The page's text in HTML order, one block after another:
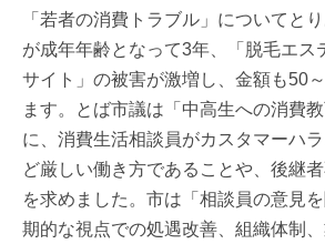
「若者の消費トラブル」についてと
が成年年齢となって3年、「脱毛エス
サイト」の被害が激増し、金額も50
ます。とば市議は「中高生への消費
に、消費生活相談員がカスタマーハ
ど厳しい働き方であることや、後継
を求めました。市は「相談員の意見
期的な視点での処遇改善、組織体制